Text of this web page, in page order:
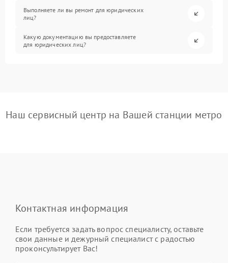
Выполняете ли вы ремонт для юридических
лиц?
Какую документацию вы предоставляете
для юридических лиц?
Наш сервисный центр на Вашей станции метро
Контактная информация
Если требуется задать вопрос специалисту, оставьте
свои данные и дежурный специалист с радостью
проконсультирует Вас!